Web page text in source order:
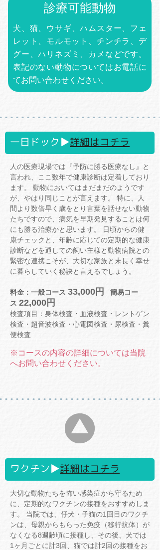
診療可能動物
犬、猫、ウサギ、ハムスター、フェ
レット、モルモット、チンチラ、デ
グー、ハリネズミ、カメなどです。
表記のない動物についてはお電話に
てお問い合わせください。
一日ドック▶詳細はコチラ
人の医療現場では『予防に勝る医療なし』と
言われ、ここ数年で健康診断は定着しており
ます。 動物においてはまだまだのようです
が、やはり同じことが言えます。 特に、人
間より数倍早く歳をとり言葉を話せない動物
たちですので、病気を早期発見することは何
にも勝る治療かと思います。 日頃からの健
康チェックと、年齢に応じての定期的な健康
診断などを通しての飼い主様と動物病院との
緊密な連携こそが、大切な家族と末長く幸せ
に暮らしていく秘訣と言えるでしょう。
料金：一般コース 33,000円
簡易コー
ス 22,000円
検査項目：身体検査・血液検査・レントゲン
検査・超音波検査・心電図検査・尿検査・糞
便検査
※コースの内容の詳細については当院
へお問い合わせください。
ワクチン▶詳細はコチラ
大切な動物たちを怖い感染症から守るため
に、定期的なワクチンの接種をおすすめしま
す。 当院では、仔犬・子猫の1回目のワクチ
ンは、母親からもらった免疫（移行抗体）が
なくなる8週齢頃に接種し、その後、犬では
1ヶ月ごとに計3回、猫では計2回の接種をお